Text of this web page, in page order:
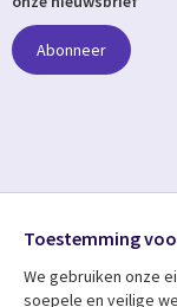
Abonneer
Media
Toestemming
We gebruiken onze
soepele en veilige